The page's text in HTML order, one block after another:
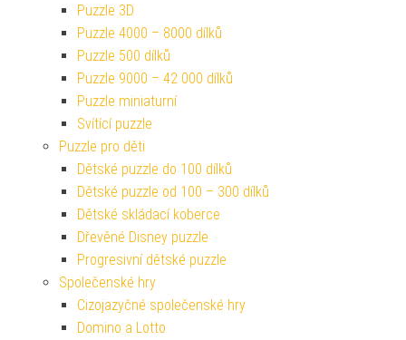
Puzzle 3D
Puzzle 4000 – 8000 dílků
Puzzle 500 dílků
Puzzle 9000 – 42 000 dílků
Puzzle miniaturní
Svítící puzzle
Puzzle pro děti
Dětské puzzle do 100 dílků
Dětské puzzle od 100 – 300 dílků
Dětské skládací koberce
Dřevěné Disney puzzle
Progresivní dětské puzzle
Společenské hry
Cizojazyčné společenské hry
Domino a Lotto